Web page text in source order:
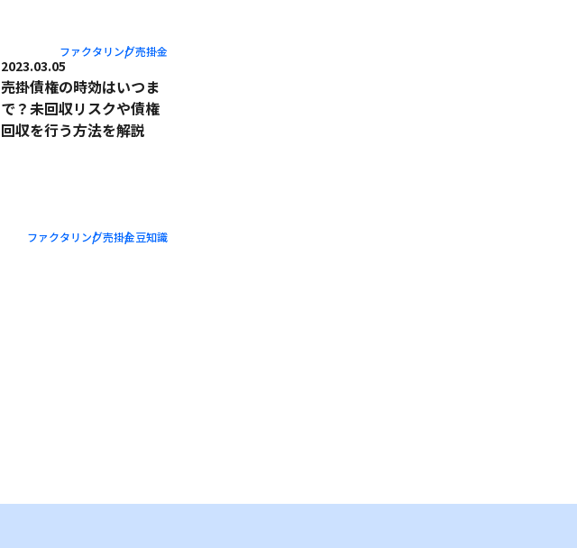
ファクタリング売掛金
2023.03.05
売掛債権の時効はいつま
で？未回収リスクや債権
回収を行う方法を解説
ファクタリング売掛金豆知識